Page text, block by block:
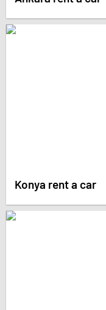
Konya rent a car